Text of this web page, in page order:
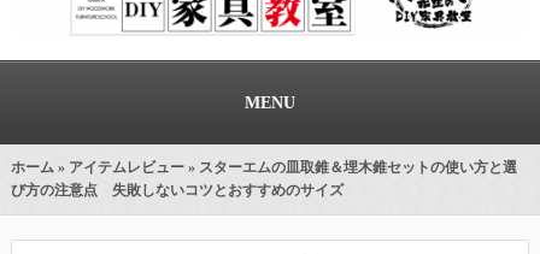
MENU
ホーム » アイテムレビュー» スターエムの皿取錐＆埋木錐セットの使い方と選
び方の注意点 失敗しないコツとおすすめのサイズ